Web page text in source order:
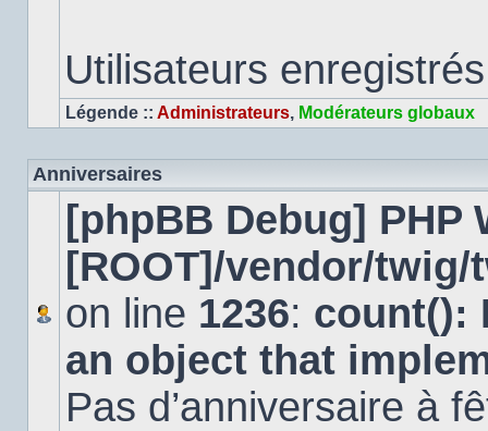
Utilisateurs
Légende :: Administrateurs, Modérateurs globaux
Anniversaires
[phpBB Debug] PHP
[ROOT]/vendor/
on line 1236: count():
an object that
Pas d’anniversaire à